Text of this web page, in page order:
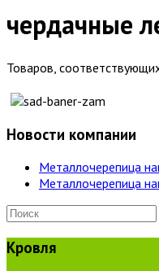
чердачные
Товаров,
Новости компании
Металлочерепица
Металлочерепица
Кровля